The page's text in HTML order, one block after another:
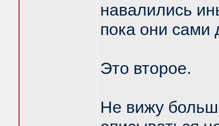
навалились
пока они сами
Это второе.
Не вижу